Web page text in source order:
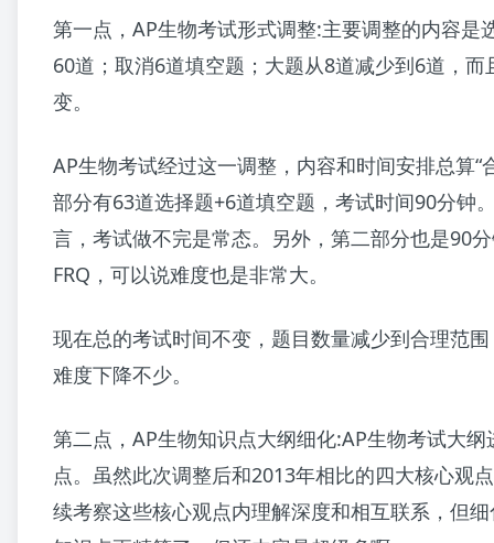
第一点，AP生物考试形式调整:主要调整的内容是
60道；取消6道填空题；大题从8道减少到6道，而
变。
AP生物考试经过这一调整，内容和时间安排总算“
部分有63道选择题+6道填空题，考试时间90分钟
言，考试做不完是常态。另外，第二部分也是90
FRQ，可以说难度也是非常大。
现在总的考试时间不变，题目数量减少到合理范
难度下降不少。
第二点，AP生物知识点大纲细化:AP生物考试大
点。虽然此次调整后和2013年相比的四大核心观
续考察这些核心观点内理解深度和相互联系，但